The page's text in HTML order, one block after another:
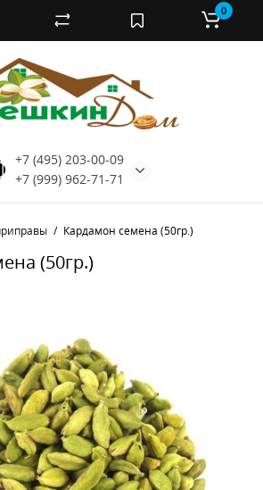
+7 (495) 203-00-09
+7 (999) 962-71-71
0
Кардамон семена (50гр.)
(50гр.)